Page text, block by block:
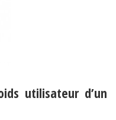
utilisateur d’un